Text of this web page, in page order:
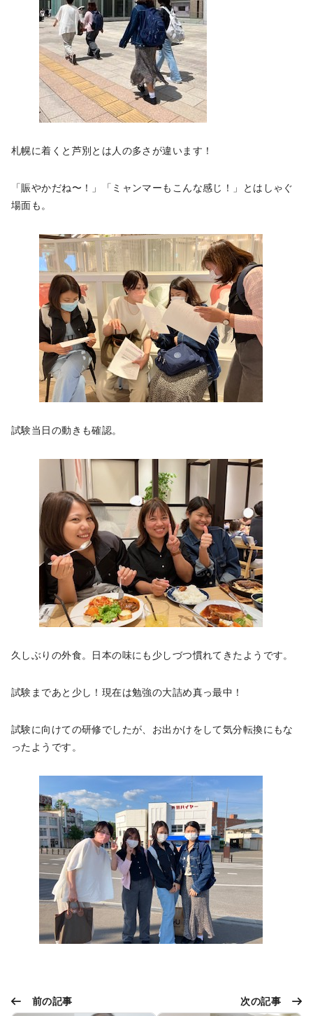
札幌に着くと芦別とは人の多さが違います！
「賑やかだね〜！」「ミャンマーもこんな感じ！」とはしゃぐ
場面も。
試験当日の動きも確認。
久しぶりの外食。日本の味にも少しづつ慣れてきたようです。
試験まであと少し！現在は勉強の大詰め真っ最中！
試験に向けての研修でしたが、お出かけをして気分転換にもな
ったようです。
前の記事 次の記事